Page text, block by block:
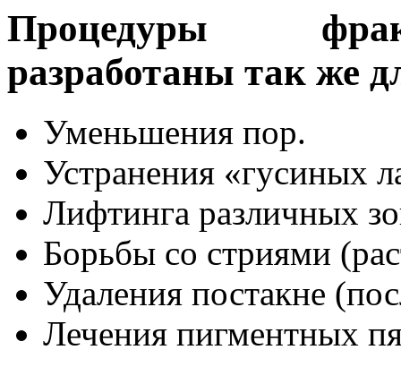
Процедуры
разработаны так же
Уменьшения пор.
Устранения «гусиных
Лифтинга различных
Борьбы со стриями
Удаления постакне
Лечения пигментных